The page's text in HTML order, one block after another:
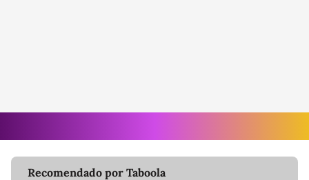
Recomendado por Taboola